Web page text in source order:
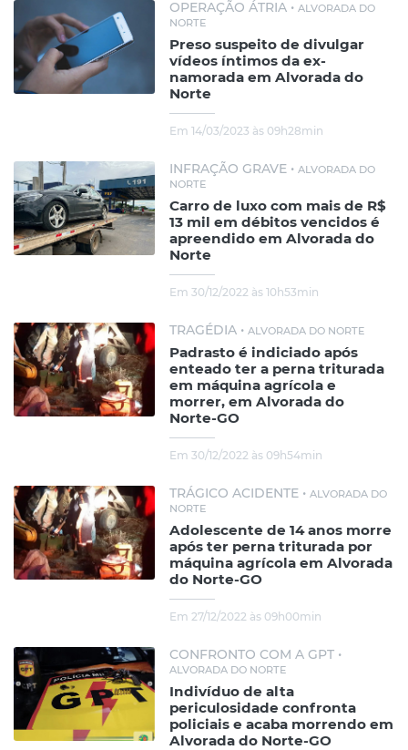
OPERAÇÃO ÁTRIA • ALVORADA DO
NORTE
Preso suspeito de divulgar
vídeos íntimos da ex-
namorada em Alvorada do
Norte
Em 14/03/2023 às 09h28min
INFRAÇÃO GRAVE • ALVORADA DO
NORTE
Carro de luxo com mais de R$
13 mil em débitos vencidos é
apreendido em Alvorada do
Norte
Em 30/12/2022 às 10h53min
TRAGÉDIA • ALVORADA DO NORTE
Padrasto é indiciado após
enteado ter a perna triturada
em máquina agrícola e
morrer, em Alvorada do
Norte-GO
Em 30/12/2022 às 09h54min
TRÁGICO ACIDENTE • ALVORADA DO
NORTE
Adolescente de 14 anos morre
após ter perna triturada por
máquina agrícola em Alvorada
do Norte-GO
Em 27/12/2022 às 09h00min
CONFRONTO COM A GPT •
ALVORADA DO NORTE
Indivíduo de alta
periculosidade confronta
policiais e acaba morrendo em
Alvorada do Norte-GO